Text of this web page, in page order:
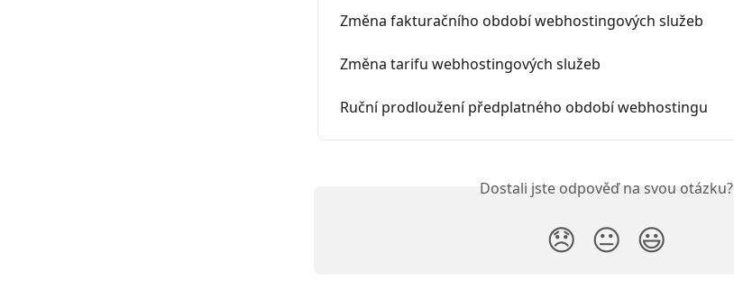
Změna fakturačního období webhostingových služeb
Změna tarifu webhostingových služeb
Ruční prodloužení předplatného období webhostingu
Dostali jste odpověď na svou otázku?
😞 😐 😃